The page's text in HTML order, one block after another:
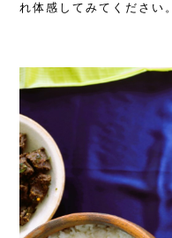
れ体感してみてください。